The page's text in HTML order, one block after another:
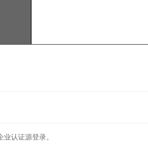
认证源登录。